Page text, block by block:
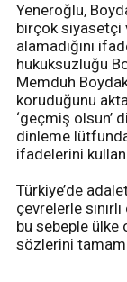
Yeneroğlu,
birçok siyasetçi
alamadığını
hukuksuzluğu
Memduh
koruduğunu
‘geçmiş olsun’
dinleme
ifadelerini
Türkiye’de
çevrelerle
bu sebeple ülke
sözlerini